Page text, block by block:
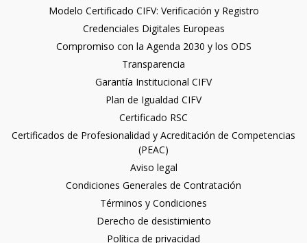
Modelo Certificado CIFV: Verificación y Registro
Credenciales Digitales Europeas
Compromiso con la Agenda 2030 y los ODS
Transparencia
Garantía Institucional CIFV
Plan de Igualdad CIFV
Certificado RSC
Certificados de Profesionalidad y Acreditación de Competencias
(PEAC)
Aviso legal
Condiciones Generales de Contratación
Términos y Condiciones
Derecho de desistimiento
Política de privacidad